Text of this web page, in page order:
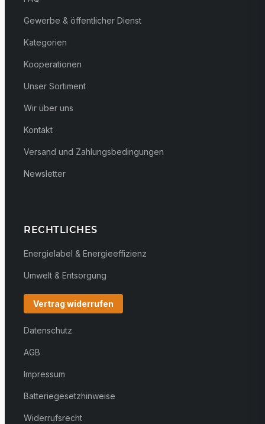
Gewerbe & öffentlicher Dienst
Kategorien
Kooperationen
Unser Sortiment
Wir über uns
Kontakt
Versand und Zahlungsbedingungen
Newsletter
RECHTLICHES
Energielabel & Energieeffizienz
Umwelt & Entsorgung
Vertrag widerrufen
Datenschutz
AGB
Impressum
Batteriegesetzhinweise
Widerrufsrecht